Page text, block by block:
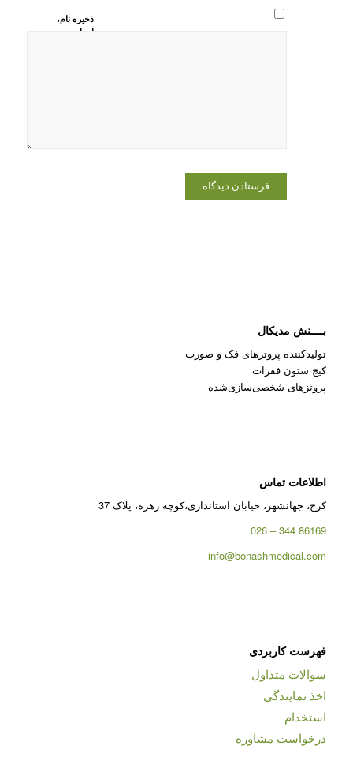
ذخیره نام،
ایمیل و
بــــنش مدیکال
تولیدکننده پروتزهای فک و صورت
کیج ستون فقرات
پروتزهای شخصی‌سازی‌شده
اطلاعات تماس
کرج، جهانشهر، خیابان استانداری،کوچه زهره، پلاک 37
86169 344 – 026
info@bonashmedical.com
فهرست کاربردی
سوالات متداول
اخذ نمایندگی
استخدام
درخواست مشاوره